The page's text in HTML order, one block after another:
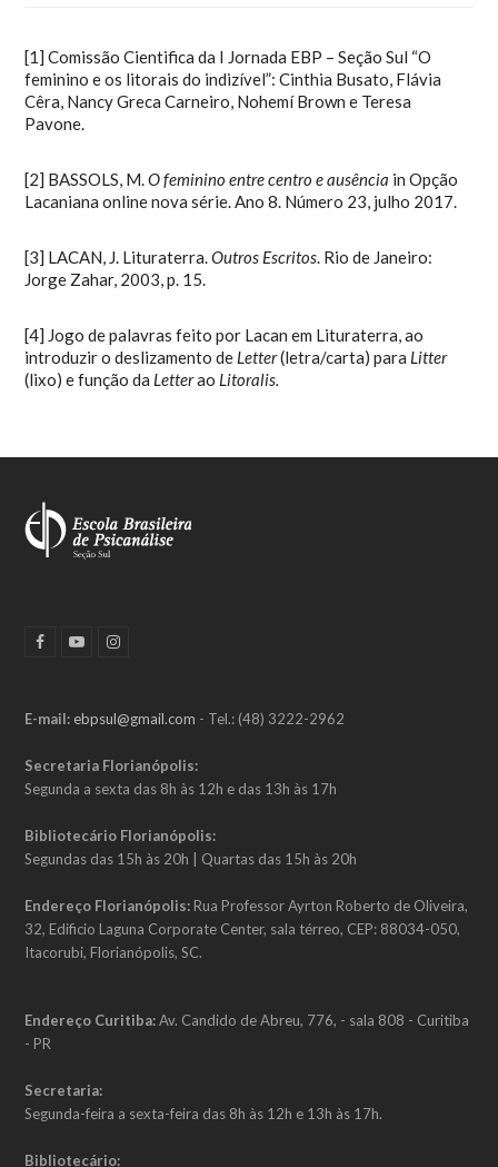
[1] Comissão Cientifica da I Jornada EBP – Seção Sul “O
feminino e os litorais do indizível”: Cinthia Busato, Flávia
Cêra, Nancy Greca Carneiro, Nohemí Brown e Teresa
Pavone.
[2] BASSOLS, M.O feminino entre centro e ausência in Opção
Lacaniana online nova série. Ano 8. Número 23, julho 2017.
[3] LACAN, J. Lituraterra.Outros Escritos. Rio de Janeiro:
Jorge Zahar, 2003, p. 15.
[4] Jogo de palavras feito por Lacan em Lituraterra, ao
introduzir o deslizamento de Letter(letra/carta) para Litter
(lixo) e função da Letterao Litoralis.
F
o
Y
u
b
I
a
g
a
m
E-mail: ebpsul@gmail.com - Tel.: (48) 3222-2962
Secretaria Florianópolis:
Segunda a sexta das 8h às 12h e das 13h às 17h
Bibliotecário Florianópolis:
Segundas das 15h às 20h | Quartas das 15h às 20h
Endereço Florianópolis: Rua Professor Ayrton Roberto de Oliveira,
32, Edificio Laguna Corporate Center, sala térreo, CEP: 88034-050,
Itacorubi, Florianópolis, SC.
Endereço Curitiba:Av. Candido de Abreu, 776, - sala 808 - Curitiba
- PR
Secretaria:
Segunda-feira a sexta-feira das 8h às 12h e 13h às 17h.
Bibliotecário: